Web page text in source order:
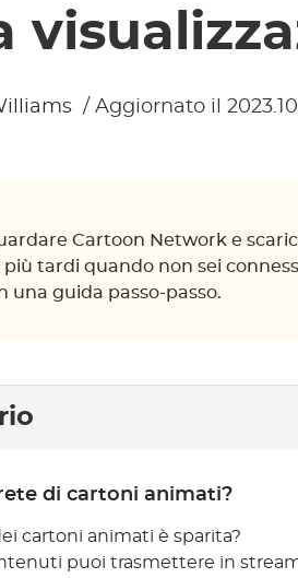
/ Aggiornato il
Cartoon Network e
tardi quando non sei
una guida passo-passo.
di cartoni animati?
cartoni animati è sparita?
puoi trasmettere in